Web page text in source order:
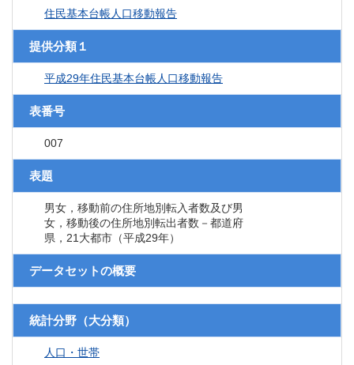
住民基本台帳人口移動報告
提供分類１
平成29年住民基本台帳人口移動報告
表番号
007
表題
男女，移動前の住所地別転入者数及び男
女，移動後の住所地別転出者数－都道府
県，21大都市（平成29年）
データセットの概要
統計分野（大分類）
人口・世帯